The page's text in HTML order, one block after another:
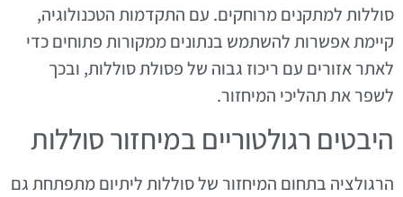
סוללות למתקנים מרוחקים. עם התקדמות הטכנולוגיה,
קיימת אפשרות להשתמש בנתונים ממקורות פתוחים כדי
לאתר אזורים עם ריכוז גבוה של פסולת סוללות, ובכך
לשפר את תהליכי המיחזור.
היבטים רגולטוריים במיחזור סוללות
הרגולציה בתחום המיחזור של סוללות ליתיום מתפתחת גם